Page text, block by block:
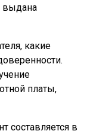
выдана
какие
платы,
составляется в